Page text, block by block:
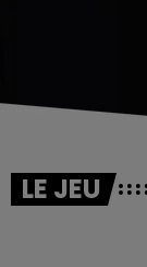
LE JEU